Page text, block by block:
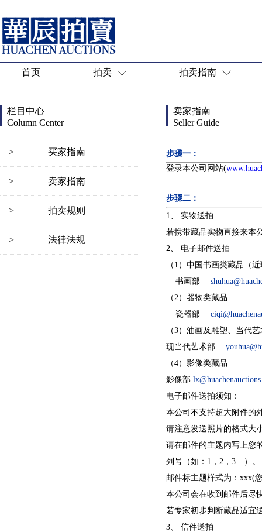
首页 拍卖 拍卖指南
栏目中心
Column Center
> 买家指南
> 卖家指南
> 拍卖规则
> 法律法规
卖家指南
Seller Guide
步骤一：
登录本公司网站(
步骤二：
1、 实物送拍
若携带藏品实物直接来本
2、 电子邮件送拍
（1）中国书画类藏品（
书画部
（2）器物类藏品
瓷器部
（3）油画及雕塑、当代
现当代艺术部
（4）影像类藏品
影像部
电子邮件送拍须知：
本公司不支持超大附件的
请注意发送照片的格式大
请在邮件的主题内写上您
列号（如：1，2，3…）。
邮件标主题样式为：xxx(
本公司会在收到邮件后尽
若专家初步判断藏品适宜
3、 信件送拍